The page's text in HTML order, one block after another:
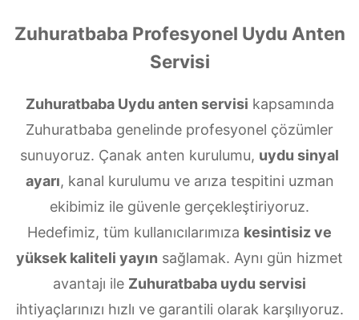
Zuhuratbaba Profesyonel Uydu Anten
Servisi
Zuhuratbaba Uydu anten servisi kapsamında
Zuhuratbaba genelinde profesyonel çözümler
sunuyoruz. Çanak anten kurulumu, uydu sinyal
ayarı, kanal kurulumu ve arıza tespitini uzman
ekibimiz ile güvenle gerçekleştiriyoruz.
Hedefimiz, tüm kullanıcılarımıza kesintisiz ve
yüksek kaliteli yayın sağlamak. Aynı gün hizmet
avantajı ile Zuhuratbaba uydu servisi
ihtiyaçlarınızı hızlı ve garantili olarak karşılıyoruz.